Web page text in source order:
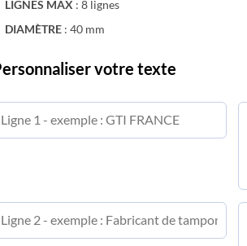
LIGNES MAX : 8 lignes
DIAMÈTRE : 40 mm
votre texte